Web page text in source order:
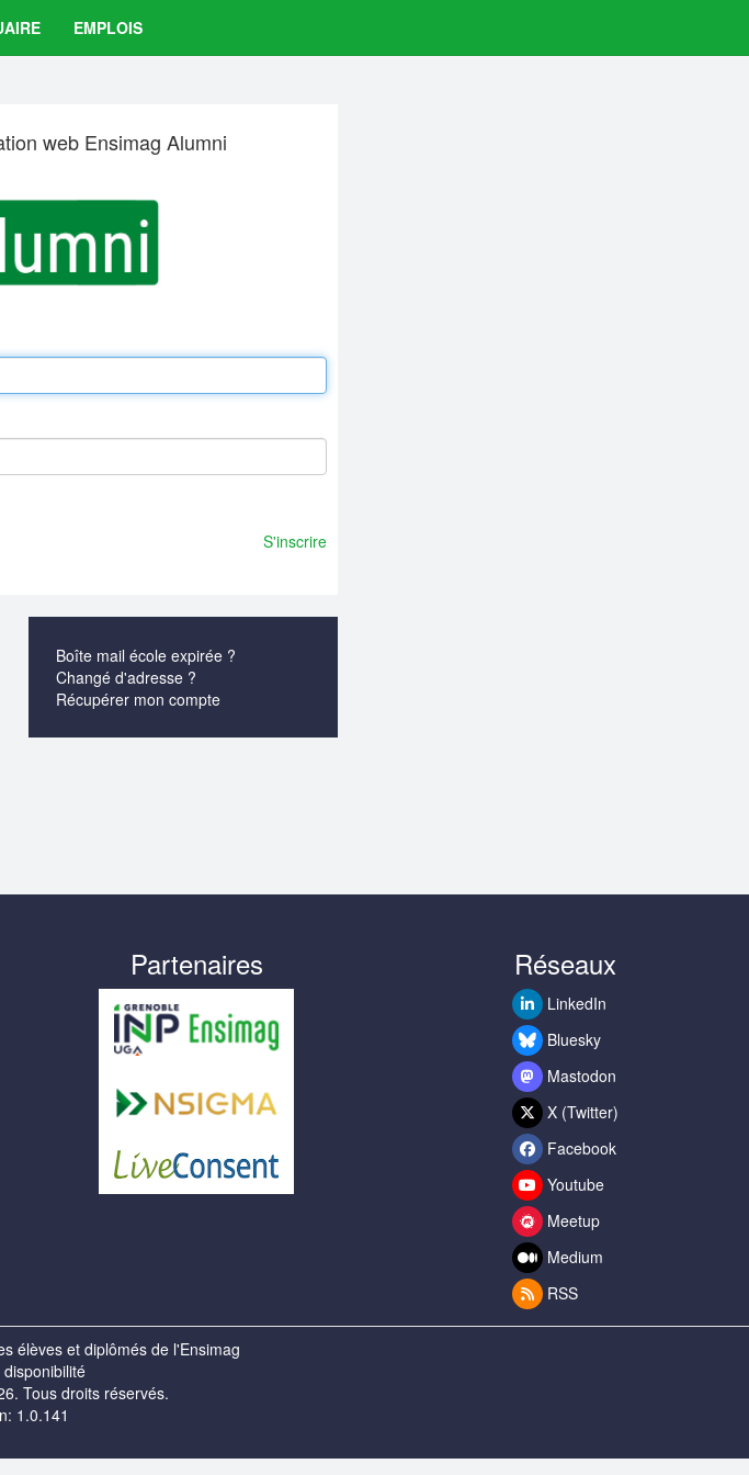
EMPLOIS
web Ensimag Alumni
S'inscrire
Boîte mail école expirée ?
Changé d'adresse ?
Récupérer mon compte
Partenaires Réseaux
LinkedIn
Bluesky
Mastodon
X (Twitter)
Facebook
Youtube
Meetup
Medium
RSS
élèves et diplômés de l'Ensimag
Tous droits réservés.
1.0.141